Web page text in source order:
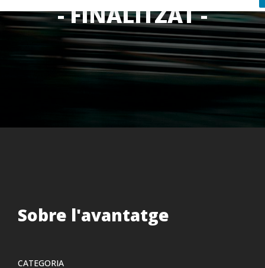
- FINALITZAT -
Sobre l'avantatge
CATEGORIA